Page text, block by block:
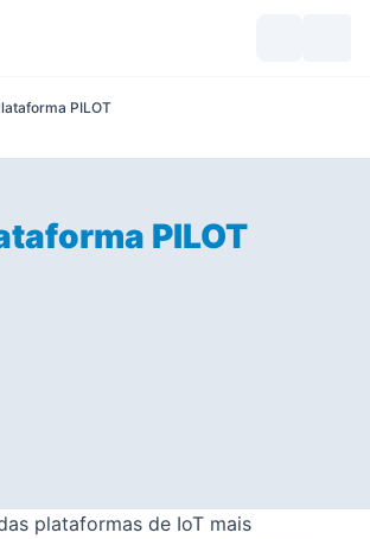
PILOT
PILOT
plataformas de IoT mais